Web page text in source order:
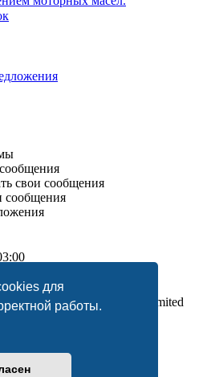
для
работы.
свои сообщения
сообщения
Forum Software © phpBB Limited